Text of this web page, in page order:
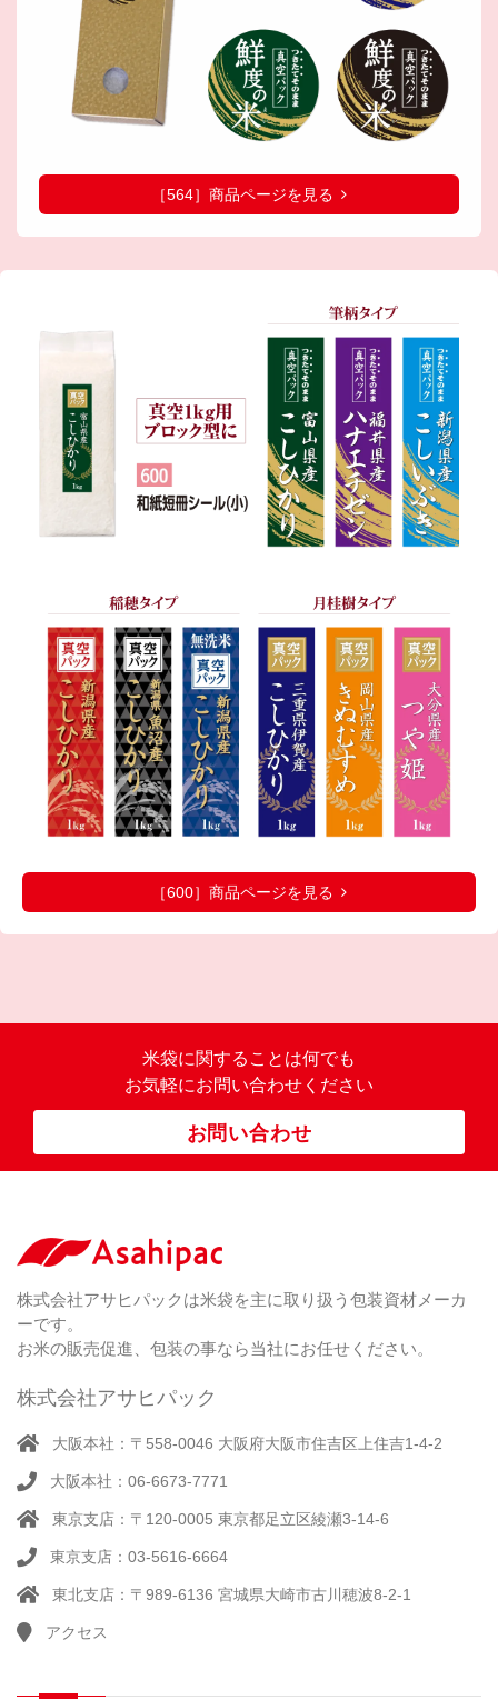
［564］商品ページを見る
［600］商品ページを見る
米袋に関すること は何でも
お気軽にお問い合わせください
お問い合わせ
株式会社アサヒパックは米袋を主に取り扱う包装資材メーカ
ーです。
お米の販売促進、包装の事なら当社にお任せください。
株式会社アサヒパック
大阪本社：〒558-0046 大阪府大阪市住吉区上住吉1-4-2
大阪本社：06-6673-7771
東京支店：〒120-0005 東京都足立区綾瀬3-14-6
東京支店：03-5616-6664
東北支店：〒989-6136 宮城県大崎市古川穂波8-2-1
アクセス